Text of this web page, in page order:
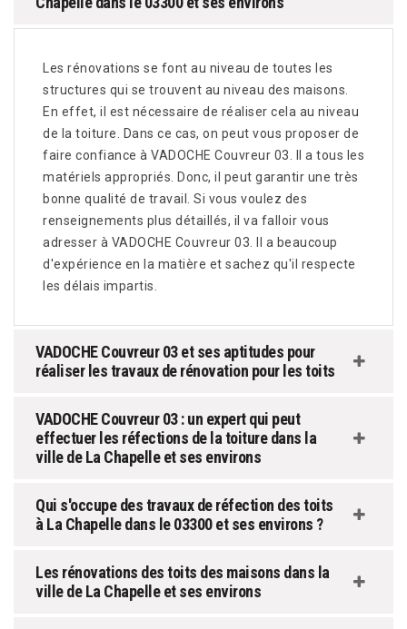
Les rénovations se font au niveau de toutes les
structures qui se trouvent au niveau des maisons.
En effet, il est nécessaire de réaliser cela au niveau
de la toiture. Dans ce cas, on peut vous proposer de
faire confiance à VADOCHE Couvreur 03. Il a tous les
matériels appropriés. Donc, il peut garantir une très
bonne qualité de travail. Si vous voulez des
renseignements plus détaillés, il va falloir vous
adresser à VADOCHE Couvreur 03. Il a beaucoup
d'expérience en la matière et sachez qu'il respecte
les délais impartis.
VADOCHE Couvreur 03 et ses aptitudes pour
réaliser les travaux de rénovation pour les toits
VADOCHE Couvreur 03 : un expert qui peut
effectuer les réfections de la toiture dans la
ville de La Chapelle et ses environs
Qui s'occupe des travaux de réfection des toits
à La Chapelle dans le 03300 et ses environs ?
Les rénovations des toits des maisons dans la
ville de La Chapelle et ses environs